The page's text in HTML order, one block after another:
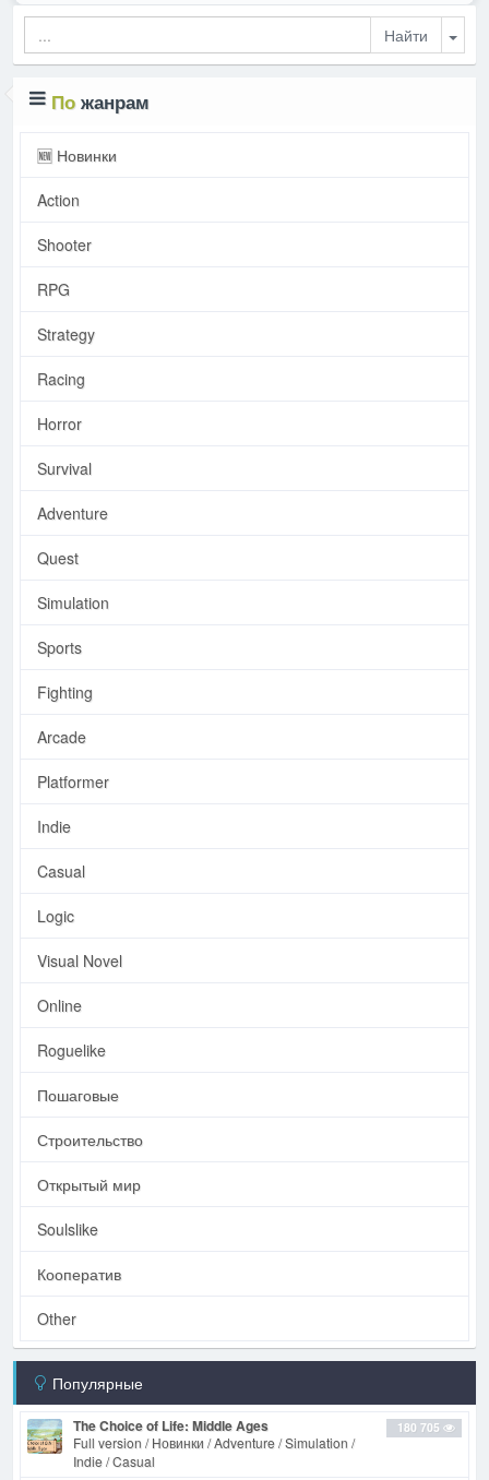
По жанрам
🆕 Новинки
Action
Shooter
RPG
Strategy
Racing
Horror
Survival
Adventure
Quest
Simulation
Sports
Fighting
Arcade
Platformer
Indie
Casual
Logic
Visual Novel
Online
Roguelike
Пошаговые
Строительство
Открытый мир
Soulslike
Кооператив
Other
Популярные
180 705
The Choice of Life: Middle Ages
Full version / Новинки / Adventure / Simulation /
Indie / Casual